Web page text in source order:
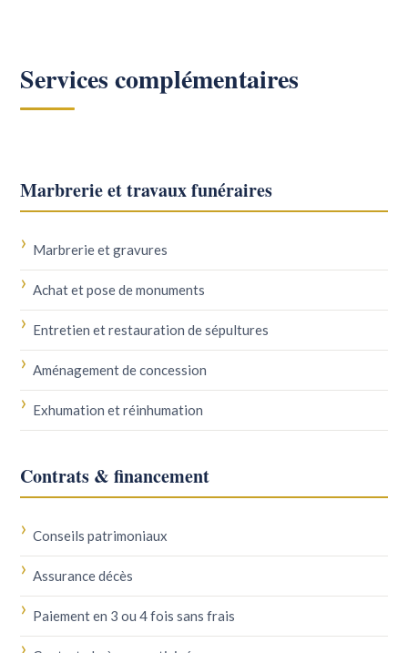
Services complémentaires
Marbrerie et travaux funéraires
Marbrerie et gravures
Achat et pose de monuments
Entretien et restauration de sépultures
Aménagement de concession
Exhumation et réinhumation
Contrats & financement
Conseils patrimoniaux
Assurance décès
Paiement en 3 ou 4 fois sans frais